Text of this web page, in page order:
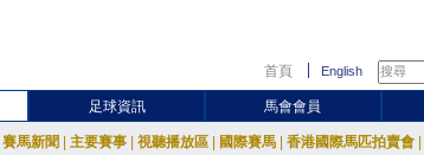
首頁 English
足球資訊 馬會會員
賽馬新聞 主要賽事 視聽播放區 國際賽馬 香港國際馬匹拍賣會